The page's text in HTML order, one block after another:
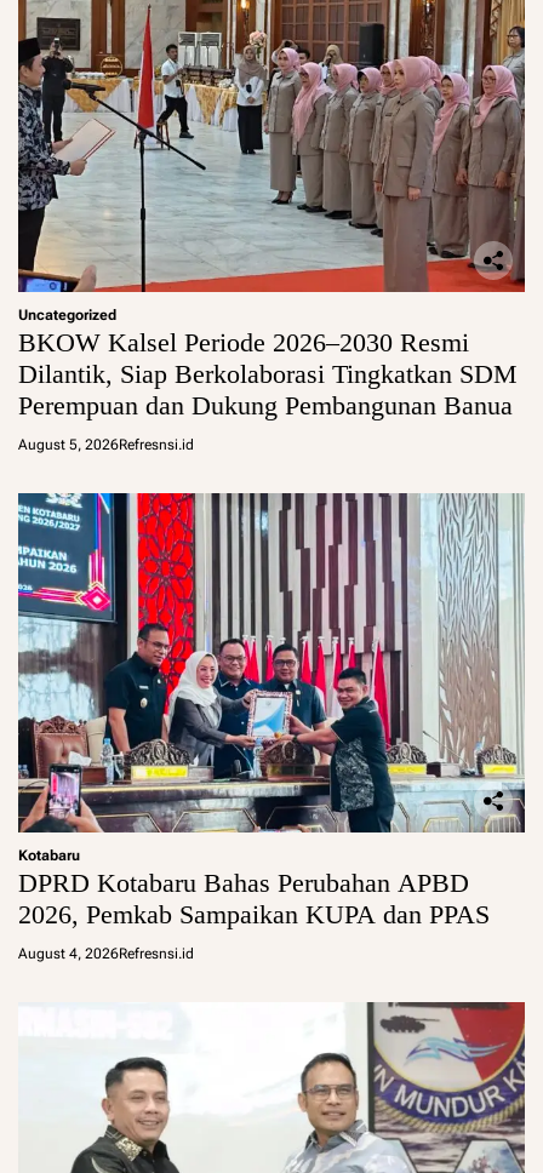
Uncategorized
BKOW Kalsel Periode 2026–2030 Resmi
Dilantik, Siap Berkolaborasi Tingkatkan SDM
Perempuan dan Dukung Pembangunan Banua
August 5, 2026Refresnsi.id
Kotabaru
DPRD Kotabaru Bahas Perubahan APBD
2026, Pemkab Sampaikan KUPA dan PPAS
August 4, 2026Refresnsi.id